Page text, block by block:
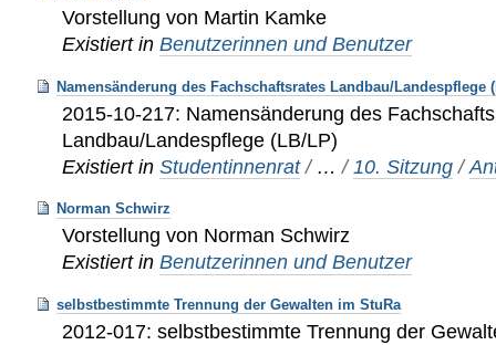
Vorstellung von Martin Kamke
Existiert in Benutzerinnen und Benutzer
Namensänderung des Fachschaftsrates Landbau/Landespflege
2015-10-217: Namensänderung des
Landbau/Landespflege (LB/LP)
Existiert in Studentinnenrat / …/ 10. Sitzung /
Norman Schwirz
Vorstellung von Norman Schwirz
Existiert in Benutzerinnen und Benutzer
selbstbestimmte Trennung der Gewalten im StuRa
2012-017: selbstbestimmte Trennung der